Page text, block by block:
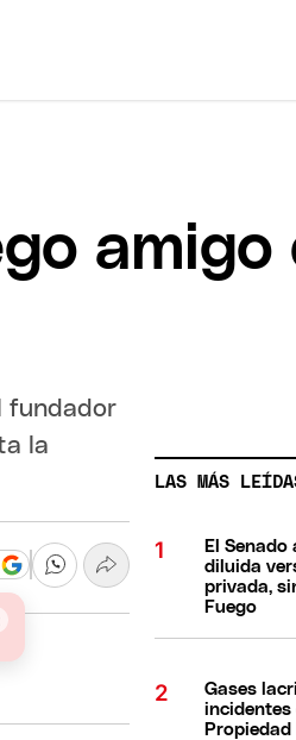
amigo
fundador
la
LAS MÁS
El
diluida
privada,
Fuego
Gases
incidentes